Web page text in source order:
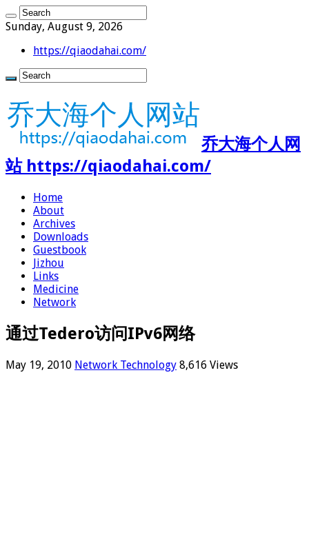
Sunday, August 9, 2026
https://qiaodahai.com/
乔大海个人网
站 https://qiaodahai.com/
Home
About
Archives
Downloads
Guestbook
Jizhou
Links
Medicine
Network
通过Tedero访问IPv6网络
May 19, 2010 Network Technology 8,616 Views